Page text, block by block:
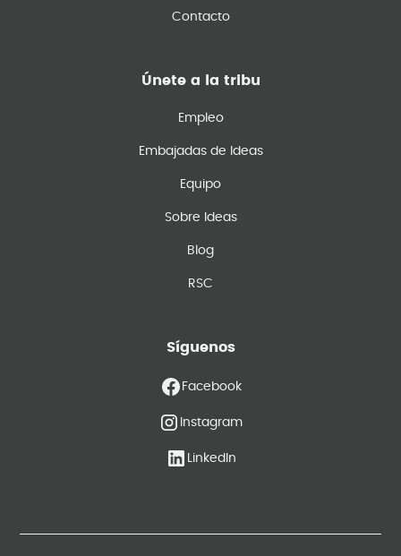
Contacto
Únete a la tribu
Empleo
Embajadas de Ideas
Equipo
Sobre Ideas
Blog
RSC
Síguenos
Facebook
Instagram
LinkedIn